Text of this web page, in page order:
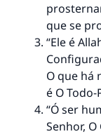
que se
“Ele é
O que há
é O
“Ó ser
Senhor,